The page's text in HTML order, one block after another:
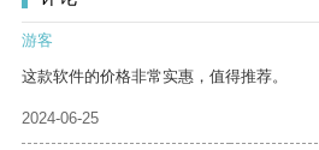
游客
这款软件的价格非常实惠，值得推荐。
2024-06-25